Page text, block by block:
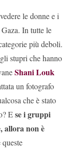
le donne e i
In tutte le
più deboli.
stupri che hanno
Shani Louk
un fotografo
che è stato
Ese i gruppi
allora non è
queste